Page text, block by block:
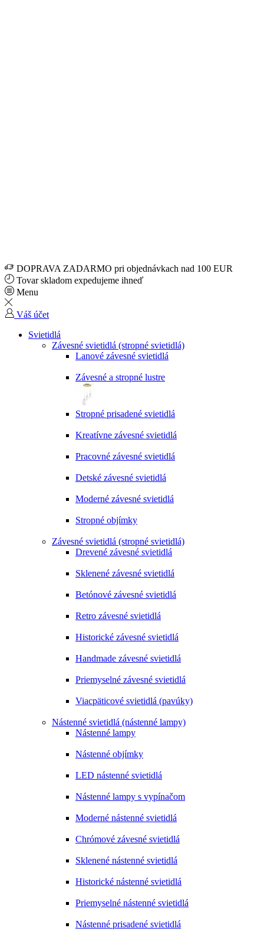
DOPRAVA ZADARMO pri objednávkach nad 100 EUR
Tovar skladom expedujeme ihneď
Menu
Váš účet
Svietidlá
Závesné svietidlá (stropné svietidlá)
Lanové závesné svietidlá
Závesné a stropné lustre
Stropné prisadené svietidlá
Kreatívne závesné svietidlá
Pracovné závesné svietidlá
Detské závesné svietidlá
Moderné závesné svietidlá
Stropné objímky
Závesné svietidlá (stropné svietidlá)
Drevené závesné svietidlá
Sklenené závesné svietidlá
Betónové závesné svietidlá
Retro závesné svietidlá
Historické závesné svietidlá
Handmade závesné svietidlá
Priemyselné závesné svietidlá
Viacpäticové svietidlá (pavúky)
Nástenné svietidlá (nástenné lampy)
Nástenné lampy
Nástenné objímky
LED nástenné svietidlá
Nástenné lampy s vypínačom
Moderné nástenné svietidlá
Chrómové závesné svietidlá
Sklenené nástenné svietidlá
Historické nástenné svietidlá
Priemyselné nástenné svietidlá
Nástenné prisadené svietidlá